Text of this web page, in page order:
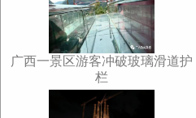
广西一景区游客冲破玻璃滑道护
栏